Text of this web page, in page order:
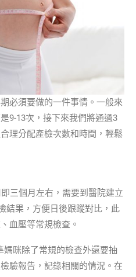
必須要做的一件事情。一般來
9-13次，接下來我們將通過3
理分配產檢次數和時間，輕鬆
三個月左右，需要到醫院建立
結果，方便日後跟蹤對比，此
血壓等常規檢查。
媽咪除了常規的檢查外還要抽
驗報告，記錄相關的情況。在